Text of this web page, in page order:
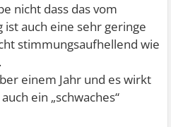
nicht dass das vom
auch eine sehr geringe
stimmungsaufhellend wie
einem Jahr und es wirkt
ein „schwaches“